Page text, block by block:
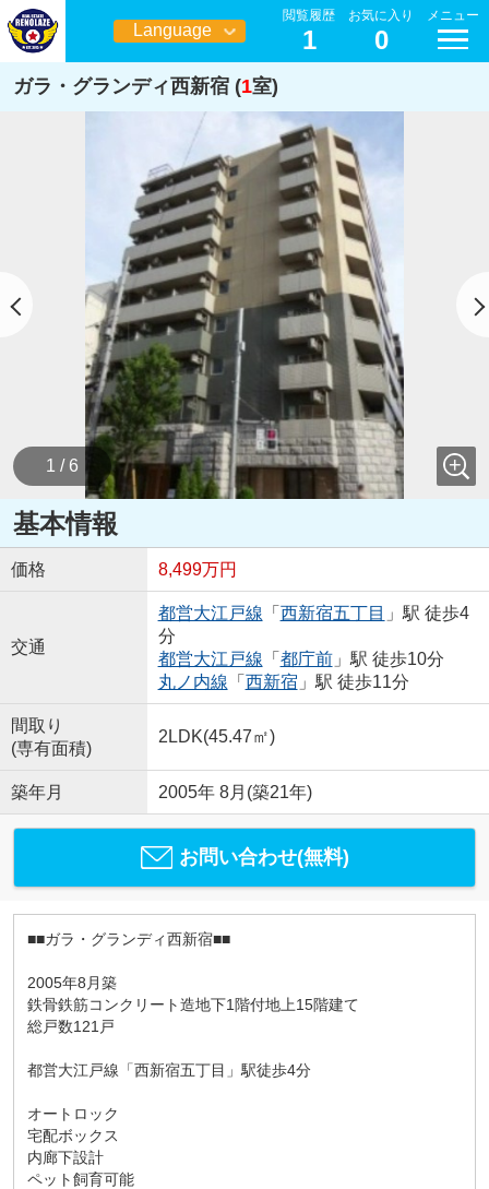
Language
日本語
閲覧履歴
1
お気に入り
0
メニュー
ガラ・グランディ西新宿 (1室)
1 / 6
基本情報
価格 8,499万円
交通
都営大江戸線 「 西新宿五丁目 」駅 徒歩4
分
都営大江戸線 「 都庁前」駅 徒歩10分
丸ノ内線 「 西新宿 」駅 徒歩11分
間取り
(専有面積)
2LDK(45.47㎡)
築年月 2005年 8月(築21年)
お問い合わせ(無料)
■■ガラ・グランディ西新宿■■
2005年8月築
鉄骨鉄筋コンクリート造地下1階付地上15階建て
総戸数121戸
都営大江戸線「西新宿五丁目」駅徒歩4分
オートロック
宅配ボックス
内廊下設計
ペット飼育可能